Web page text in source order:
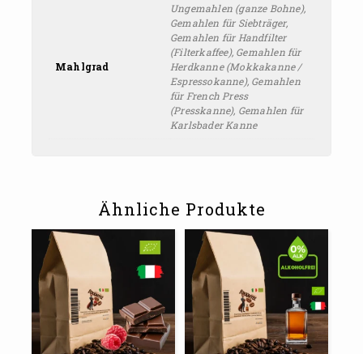
Mahlgrad
Ungemahlen (ganze Bohne),
Gemahlen für Siebträger,
Gemahlen für Handfilter
(Filterkaffee), Gemahlen für
Herdkanne (Mokkakanne /
Espressokanne), Gemahlen
für French Press
(Presskanne), Gemahlen für
Karlsbader Kanne
Ähnliche Produkte